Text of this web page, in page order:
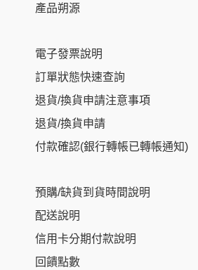
產品朔源
電子發票說明
訂單狀態快速查詢
退貨/換貨申請注意事項
退貨/換貨申請
付款確認(銀行轉帳已轉帳通知)
預購/缺貨到貨時間說明
配送說明
信用卡分期付款說明
回饋點數